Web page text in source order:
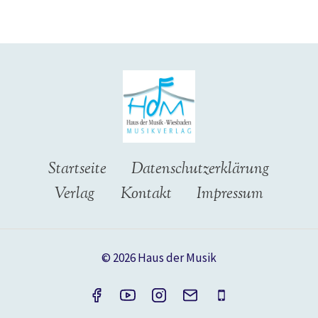
Startseite
Datenschutzerklärung
Verlag
Kontakt Impressum
© 2026 Haus der Musik